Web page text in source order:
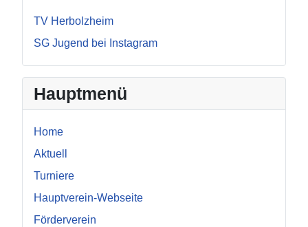
TV Herbolzheim
SG Jugend bei Instagram
Hauptmenü
Home
Aktuell
Turniere
Hauptverein-Webseite
Förderverein